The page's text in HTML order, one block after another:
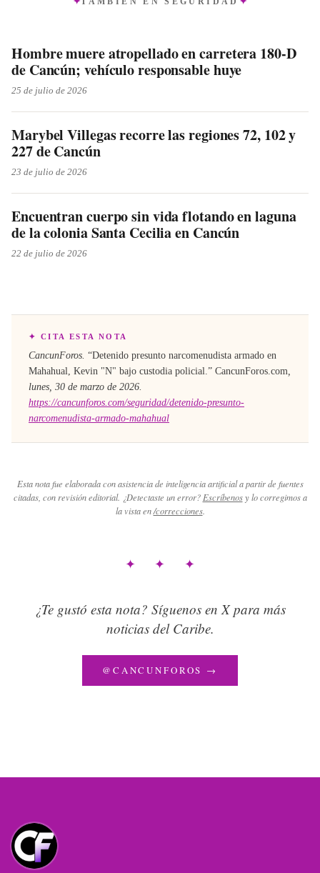
Hombre muere atropellado en carretera 180-D
de Cancún; vehículo responsable huye
25 de julio de 2026
Marybel Villegas recorre las regiones 72, 102 y
227 de Cancún
23 de julio de 2026
Encuentran cuerpo sin vida flotando en laguna
de la colonia Santa Cecilia en Cancún
22 de julio de 2026
✦ CITA ESTA NOTA
CancunForos. “Detenido presunto narcomenudista armado en
Mahahual, Kevin "N" bajo custodia policial.” CancunForos.com,
lunes, 30 de marzo de 2026.
https://cancunforos.com/seguridad/detenido-presunto-
narcomenudista-armado-mahahual
Esta nota fue elaborada con asistencia de inteligencia artificial a partir de fuentes
citadas, con revisión editorial. ¿Detectaste un error? Escríbenos y lo corregimos a
la vista en /correcciones.
✦ ✦ ✦
¿Te gustó esta nota? Síguenos en X para más
noticias del Caribe.
@CANCUNFOROS →